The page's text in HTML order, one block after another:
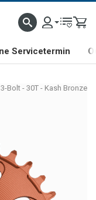
SHOP & SHOWROOM IN
Servicetermin
Bolt - 30T - Kash Bronze